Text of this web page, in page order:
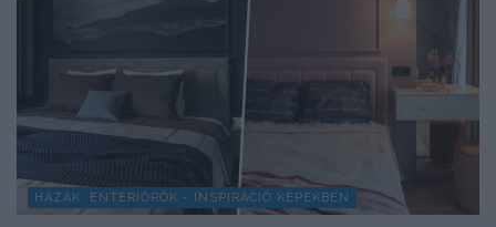
HÁZAK, ENTERIŐRÖK - INSPIRÁCIÓ KÉPEKBEN